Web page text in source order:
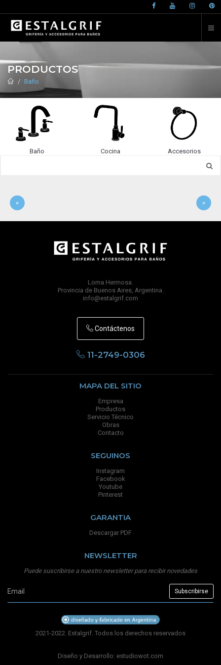
PRODUCTOS
Baño
Baño Cocina Accesorios
« »
Loma Hermosa.
Provincia de Buenos Aires, Argentina.
info@estalgrif.com
Contáctenos
11-2749-0306
MAPA DEL SITIO
Empresa
Productos
Servicio Técnico
Obras
Contacto
SEGUINOS
Instagram
Facebook
Youtube
Pinterest
GARANTIA
Descargar PDF
NEWSLETTER
Puede suscribirse a nuestro newsletter para recibir novedades
2021-2022. Estalgrif. Todos los derechos reservados
Diseño y Desarrollo: estudiowot.com